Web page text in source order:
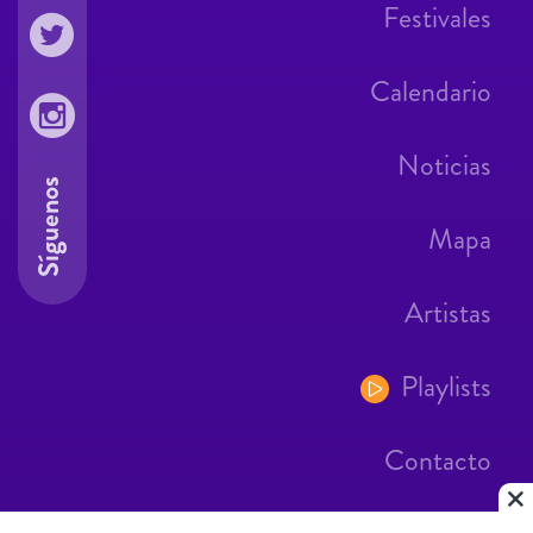
Festivales
Calendario
Noticias
Mapa
Artistas
Playlists
Contacto
Síguenos